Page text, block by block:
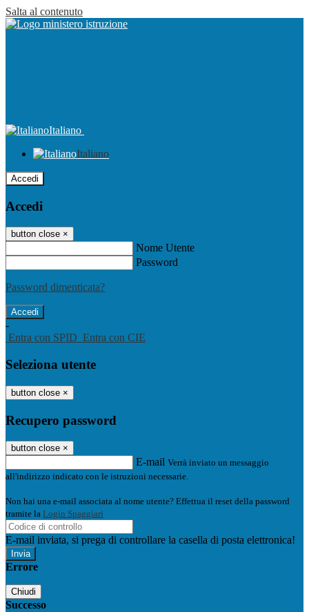
Salta al contenuto
Italiano
Italiano
Accedi
Accedi
button close ×
Nome Utente
Password
Password dimenticata?
-
Entra con SPID Entra con CIE
Seleziona utente
button close ×
Recupero password
button close ×
E-mail Verrà inviato un messaggio
all'indirizzo indicato con le istruzioni necessarie.
Non hai una e-mail associata al nome utente? Effettua il reset della password
tramite la Login Spaggiari
E-mail inviata, si prega di controllare la casella di posta elettronica!
Errore
Chiudi
Successo